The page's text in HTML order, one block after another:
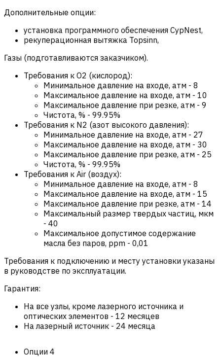
Дополнительные опции:
установка программного обеспечения CypNest,
рекуперационная вытяжка Topsinn,
Газы (подготавливаются заказчиком).
Требования к O2 (кислород):
Минимальное давление на входе, атм - 8
Максимальное давление на входе, атм - 10
Максимальное давление при резке, атм - 9
Чистота, % - 99.95%
Требования к N2 (азот высокого давления):
Минимальное давление на входе, атм - 27
Максимальное давление на входе, атм - 30
Максимальное давление при резке, атм - 25
Чистота, % - 99.95%
Требования к Air (воздух):
Минимальное давление на входе, атм - 8
Максимальное давление на входе, атм - 15
Максимальное давление при резке, атм - 14
Максимальный размер твердых частиц, мкм
- 40
Максимальное допустимое содержание
масла без паров, ppm - 0,01
Требования к подключению и месту установки указаны
в руководстве по эксплуатации.
Гарантия:
На все узлы, кроме лазерного источника и
оптических элементов - 12 месяцев
На лазерный источник - 24 месяца
Опции 4